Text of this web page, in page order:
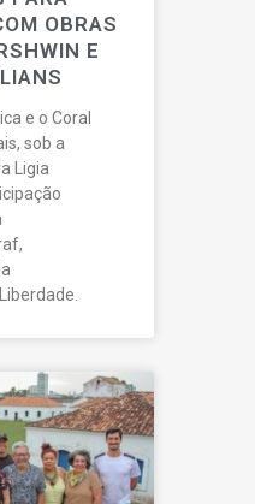
OBRAS
E
e o Coral
sob a
Ligia